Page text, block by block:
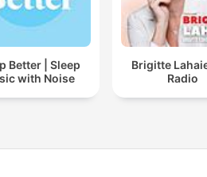
no estás huyendo
estás regresando a
donde encajas sin
La tormenta
de intimidarte y se
ti sigue vivo. El ASMR
Better | Sleep
with Noise
Brigitte
Radio